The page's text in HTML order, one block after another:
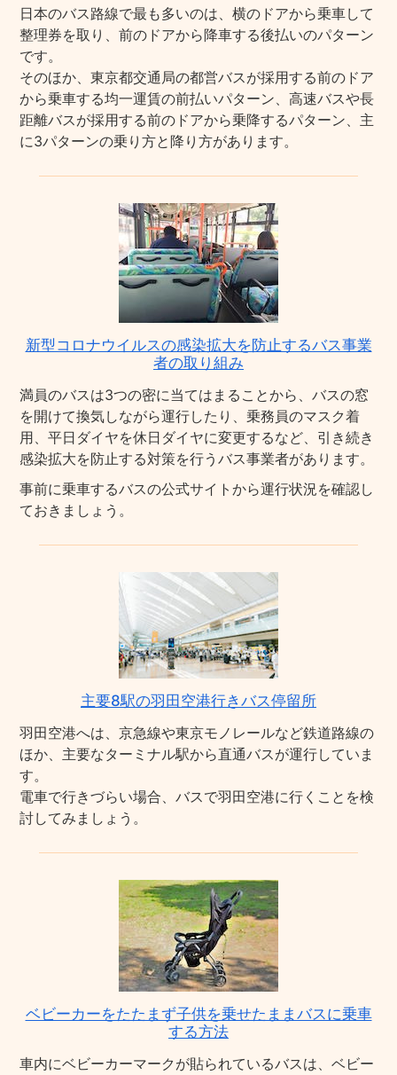
日本のバス路線で最も多いのは、横のドアから乗車して
整理券を取り、前のドアから降車する後払いのパターン
です。
そのほか、東京都交通局の都営バスが採用する前のドア
から乗車する均一運賃の前払いパターン、高速バスや長
距離バスが採用する前のドアから乗降するパターン、主
に3パターンの乗り方と降り方があります。
新型コロナウイルスの感染拡大を防止するバス事業
者の取り組み
満員のバスは3つの密に当てはまることから、バスの窓
を開けて換気しながら運行したり、乗務員のマスク着
用、平日ダイヤを休日ダイヤに変更するなど、引き続き
感染拡大を防止する対策を行うバス事業者があります。
事前に乗車するバスの公式サイトから運行状況を確認し
ておきましょう。
主要8駅の羽田空港行きバス停留所
羽田空港へは、京急線や東京モノレールなど鉄道路線の
ほか、主要なターミナル駅から直通バスが運行していま
す。
電車で行きづらい場合、バスで羽田空港に行くことを検
討してみましょう。
ベビーカーをたたまず子供を乗せたままバスに乗車
する方法
車内にベビーカーマークが貼られているバスは、ベビー